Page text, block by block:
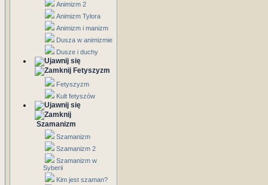
Animizm 2
Animizm Tylora
Animizm i manizm
Dusza w animizmie
Dusze i duchy
Fetyszyzm
Fetyszyzm
Kult fetyszów
Szamanizm
Szamanizm
Szamanizm 2
Szamanizm w
Syberii
Kim jest szaman?